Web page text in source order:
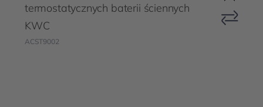
termostatycznych baterii ściennych
KWC
ACST9002